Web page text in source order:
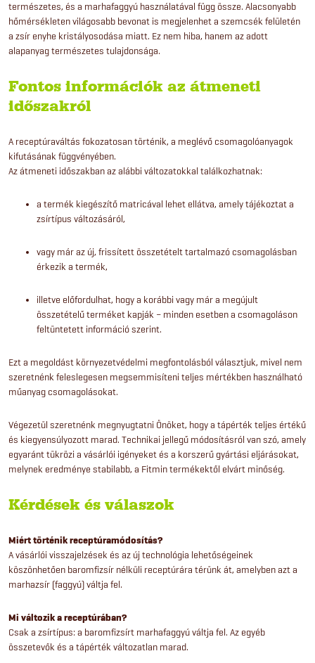
természetes, és a marhafaggyú használatával függ össze. Alacsonyabb
hőmérsékleten világosabb bevonat is megjelenhet a szemcsék felületén
a zsír enyhe kristályosodása miatt. Ez nem hiba, hanem az adott
alapanyag természetes tulajdonsága.
Fontos információk az átmeneti
időszakról
A receptúraváltás fokozatosan történik, a meglévő csomagolóanyagok
kifutásának függvényében.
Az átmeneti időszakban az alábbi változatokkal találkozhatnak:
a termék kiegészítő matricával lehet ellátva, amely tájékoztat a
zsírtípus változásáról,
vagy már az új, frissített összetételt tartalmazó csomagolásban
érkezik a termék,
illetve előfordulhat, hogy a korábbi vagy már a megújult
összetételű terméket kapják – minden esetben a csomagoláson
feltüntetett információ szerint.
Ezt a megoldást környezetvédelmi megfontolásból választjuk, mivel nem
szeretnénk feleslegesen megsemmisíteni teljes mértékben használható
műanyag csomagolásokat.
Végezetül szeretnénk megnyugtatni Önöket, hogy a tápérték teljes értékű
és kiegyensúlyozott marad. Technikai jellegű módosításról van szó, amely
egyaránt tükrözi a vásárlói igényeket és a korszerű gyártási eljárásokat,
melynek eredménye stabilabb, a Fitmin termékektől elvárt minőség.
Kérdések és válaszok
Miért történik receptúramódosítás?
A vásárlói visszajelzések és az új technológia lehetőségeinek
köszönhetően baromfizsír nélküli receptúrára térünk át, amelyben azt a
marhazsír (faggyú) váltja fel.
Mi változik a receptúrában?
Csak a zsírtípus: a baromfizsírt marhafaggyú váltja fel. Az egyéb
összetevők és a tápérték változatlan marad.